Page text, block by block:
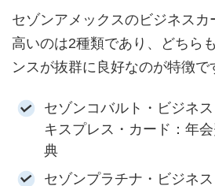
セゾンアメックスのビジネス
高いのは2種類であり、どちら
ンスが抜群に良好なのが特徴で
セゾンコバルト・ビジネ
キスプレス・カード：年
典
セゾンプラチナ・ビジネ